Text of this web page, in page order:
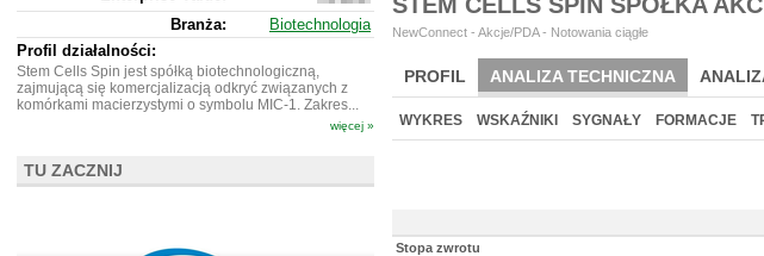
NewConnect - Akcje/PDA - Notowania ciągłe
PROFIL ANALIZA TECHNICZNA
WYKRES WSKAŹNIKI SYGNAŁY FORMACJE
Stopa zwrotu
328
060
Branża:
Biotechnologia
Profil działalności:
Stem Cells Spin jest spółką biotechnologiczną,
zajmującą się komercjalizacją odkryć związanych z
komórkami macierzystymi o symbolu MIC-1. Zakres...
więcej »
TU ZACZNIJ